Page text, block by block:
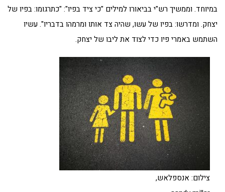
במיוחד. וממשיך רש"י בביאורו למילים "כי ציד בפיו": "כתרגומו: בפיו של
יצחק. ומדרשו: בפיו של עשו, שהיה צד אותו ומרמהו בדבריו". עשיו
השתמש באמרי פיו כדי לצוד את ליבו של יצחק.
צילום: אנספלאש,